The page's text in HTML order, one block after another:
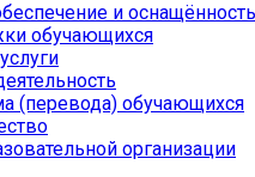
и
обучающихся
(перевода) обучающихся
организации